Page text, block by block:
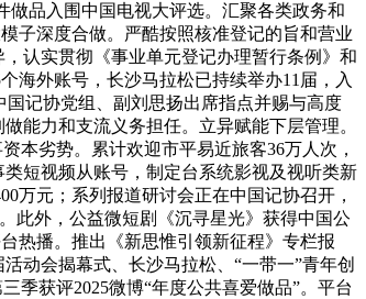
做品入围中国电视大评选。汇聚各类政务和
子深度合做。严酷按照核准登记的旨和营业
认实贯彻《事业单元登记办理暂行条例》和
海外账号，长沙马拉松已持续举办11届，入
记协党组、副刘思扬出席指点并赐与高度
能力和支流义务担任。立异赋能下层管理。
本劣势。累计欢迎市平易近旅客36万人次，
短视频从账号，制定台系统影视及视听类新
万元；系列报道研讨会正在中国记协召开，
此外，公益微短剧《沉寻星光》获得中国公
热播。推出《新思惟引领新征程》专栏报
动会揭幕式、长沙马拉松、“一带一”青年创
季获评2025微博“年度公共喜爱做品”。平台